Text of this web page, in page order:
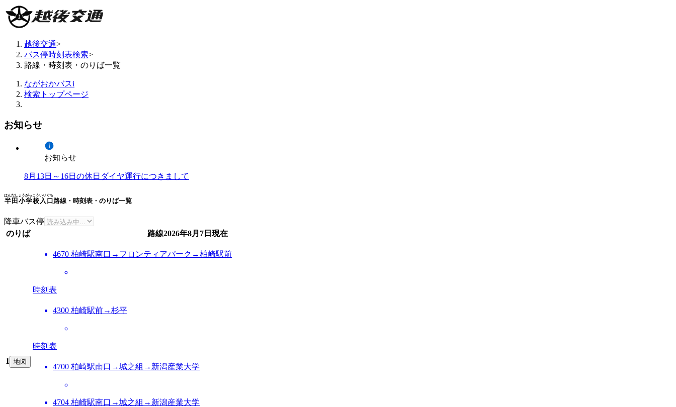
越後交通>
バス停時刻表検索>
路線・時刻表・のりば一覧
ながおかバスi
検索トップページ
お知らせ
お知らせ
8月13日～16日の休日ダイヤ運行につきまして
半田小学校入口
はんだしょうがっこういりぐち
路線・時刻表・のりば一覧
降車バス停
のりば
路線2026年8月7日 現在
1 地図
4670 柏崎駅南口→フロンティアパーク→柏崎駅前
時刻表
4300 柏崎駅前→杉平
時刻表
4700 柏崎駅南口→城之組→新潟産業大学
4704 柏崎駅南口→城之組→新潟産業大学